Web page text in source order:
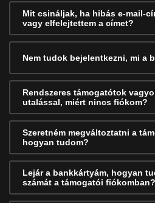
Mit csináljak, ha hibás e-mail-
vagy elfelejtettem a címet?
Nem tudok bejelentkezni, mi a
Rendszeres támogatótok
utalással, miért nincs fiókom?
Szeretném megváltoztatni a
hogyan tudom?
Lejár a bankkártyám, hogyan
számát a támogatói fiókomban?